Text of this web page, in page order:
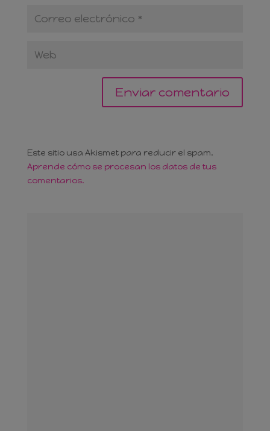
Este sitio usa Akismet para reducir el spam.
Aprende cómo se procesan los datos de tus
comentarios.